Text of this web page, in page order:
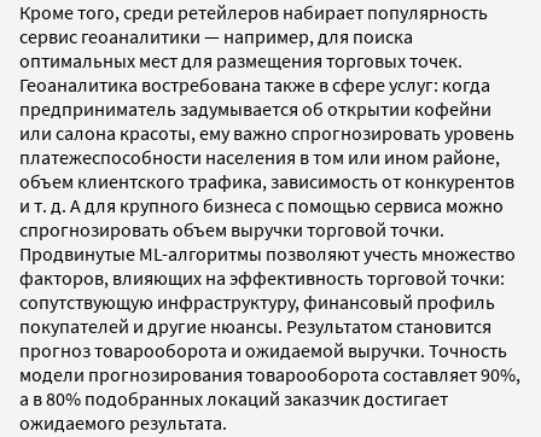
Кроме того, среди ретейлеров набирает популярность
сервис геоаналитики — например, для поиска
оптимальных мест для размещения торговых точек.
Геоаналитика востребована также в сфере услуг: когда
предприниматель задумывается об открытии кофейни
или салона красоты, ему важно спрогнозировать уровень
платежеспособности населения в том или ином районе,
объем клиентского трафика, зависимость от конкурентов
и т. д. А для крупного бизнеса с помощью сервиса можно
спрогнозировать объем выручки торговой точки.
Продвинутые ML-алгоритмы позволяют учесть множество
факторов, влияющих на эффективность торговой точки:
сопутствующую инфраструктуру, финансовый профиль
покупателей и другие нюансы. Результатом становится
прогноз товарооборота и ожидаемой выручки. Точность
модели прогнозирования товарооборота составляет 90%,
а в 80% подобранных локаций заказчик достигает
ожидаемого результата.